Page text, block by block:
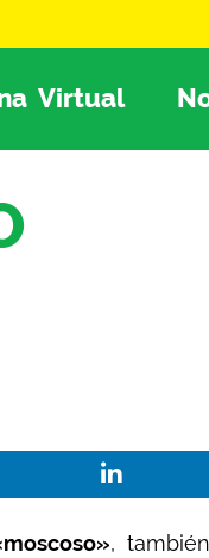
Virtual
,